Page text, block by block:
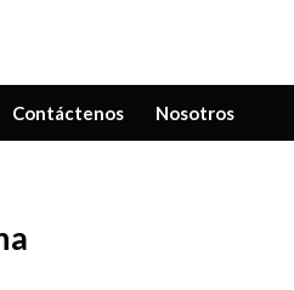
Contáctenos Nosotros